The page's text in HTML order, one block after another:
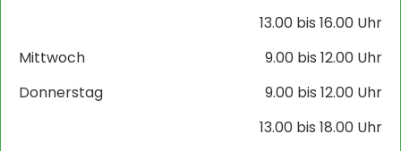
13.00 bis 16.00 Uhr
Mittwoch
9.00 bis 12.00 Uhr
Donnerstag
9.00 bis 12.00 Uhr
13.00 bis 18.00 Uhr